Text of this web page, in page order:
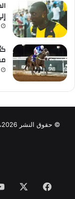
فيسبوك